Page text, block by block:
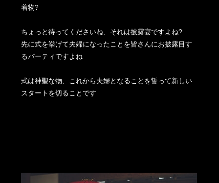
着物?
ちょっと待ってくださいね、それは披露宴ですよね?
先に式を挙げて夫婦になったことを皆さんにお披露目す
るパーティですよね
式は神聖な物、これから夫婦となることを誓って新しい
スタートを切ることです